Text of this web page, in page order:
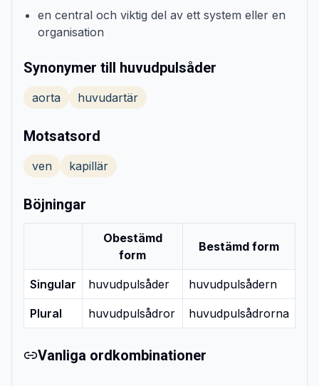
en central och viktig del av ett system eller en
organisation
Synonymer till huvudpulsåder
aorta huvudartär
Motsatsord
ven kapillär
Böjningar
Obestämd
form
Bestämd form
Singular huvudpulsåder huvudpulsådern
Plural huvudpulsådror huvudpulsådrorna
Vanliga ordkombinationer